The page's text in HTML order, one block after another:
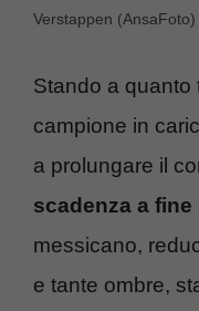
Verstappen (AnsaFoto)
Stando a quanto
campione in
a prolungare il
scadenza a
messicano,
e tante ombre,